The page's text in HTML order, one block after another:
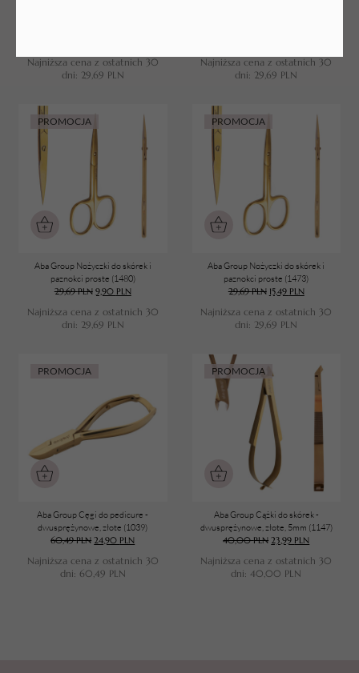
Najniższa cena z ostatnich 30
dni: 29,69 PLN
Najniższa cena z ostatnich 30
dni: 29,69 PLN
PROMOCJA
Aba Group Nożyczki do skórek i
paznokci proste (1480)
29,69PLN 9,90 PLN
Najniższa cena z ostatnich 30
dni: 29,69 PLN
PROMOCJA
Aba Group Nożyczki do skórek i
paznokci proste (1473)
29,69PLN 15,49 PLN
Najniższa cena z ostatnich 30
dni: 29,69 PLN
PROMOCJA
Aba Group Cęgi do pedicure -
dwusprężynowe, złote (1039)
60,49PLN 24,90 PLN
Najniższa cena z ostatnich 30
dni: 60,49 PLN
PROMOCJA
Aba Group Cążki do skórek -
dwusprężynowe, złote, 5mm (1147)
40,00PLN 23,99 PLN
Najniższa cena z ostatnich 30
dni:40,00 PLN